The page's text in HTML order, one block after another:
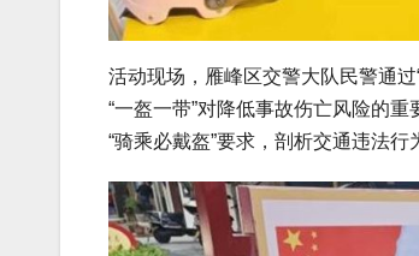
活动现场，雁峰区交警大队民警通
“一盔一带”对降低事故伤亡风险的
“骑乘必戴盔”要求，剖析交通违法